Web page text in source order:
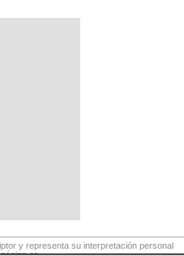
y representa su interpretación personal